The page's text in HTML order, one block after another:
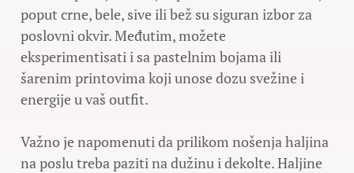
poput crne, bele, sive ili bež su siguran izbor za
poslovni okvir. Međutim, možete
eksperimentisati i sa pastelnim bojama ili
šarenim printovima koji unose dozu svežine i
energije u vaš outfit.
Važno je napomenuti da prilikom nošenja haljina
na poslu treba paziti na dužinu i dekolte. Haljine